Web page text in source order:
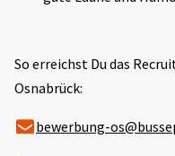
So erreichst Du das
Osnabrück:
bewerbung-